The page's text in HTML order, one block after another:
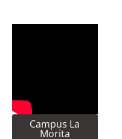
Campus La
Morita